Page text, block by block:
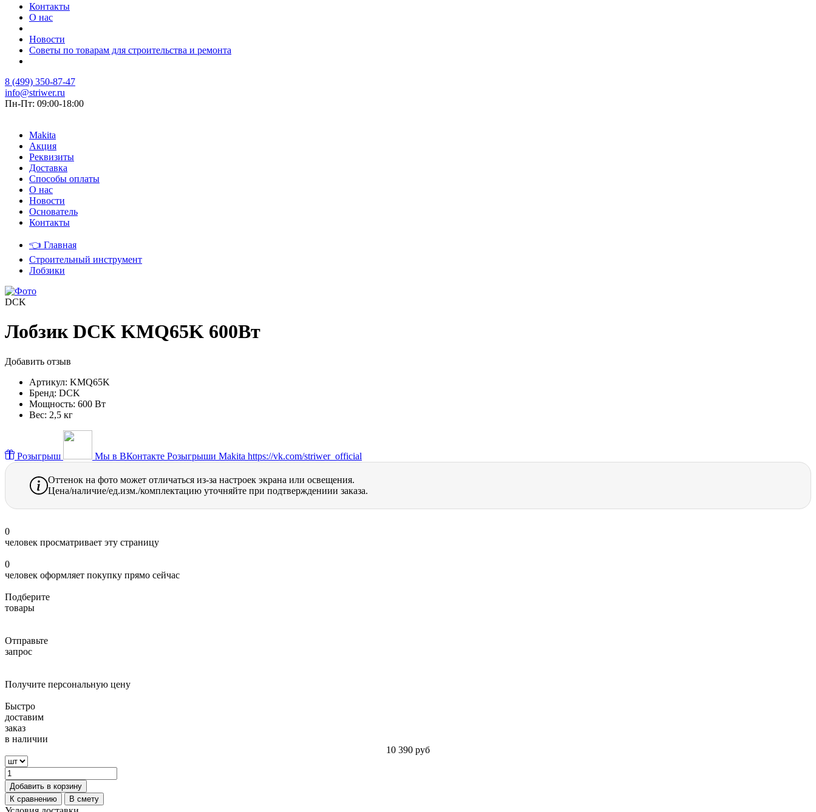
Контакты
О нас
Новости
Советы по товарам для строительства и ремонта
8 (499) 350-87-47
info@striwer.ru
Пн-Пт: 09:00-18:00
Makita
Акция
Реквизиты
Доставка
Способы оплаты
О нас
Новости
Основатель
Контакты
👈 Главная
Строительный инструмент
Лобзики
DCK
Лобзик DCK KMQ65K 600Вт
Добавить отзыв
Артикул: KMQ65K
Бренд: DCK
Мощность: 600 Вт
Вес: 2,5 кг
Розыгрыш Мы в ВКонтакте Розыгрыши Makita https://vk.com/striwer_official
Оттенок на фото может отличаться из-за настроек экрана или освещения.
Цена/наличие/ед.изм./комплектацию уточняйте при подтверждениии заказа.
0
человек просматривает эту страницу
0
человек оформляет покупку прямо сейчас
Подберите
товары
Отправьте
запрос
Получите персональную цену
Быстро
доставим
заказ
в наличии
10 390 руб
Добавить в корзину
К сравнению
В смету